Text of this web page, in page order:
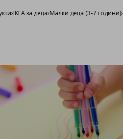
›IKEA за деца›Малки деца (3-7 години)›